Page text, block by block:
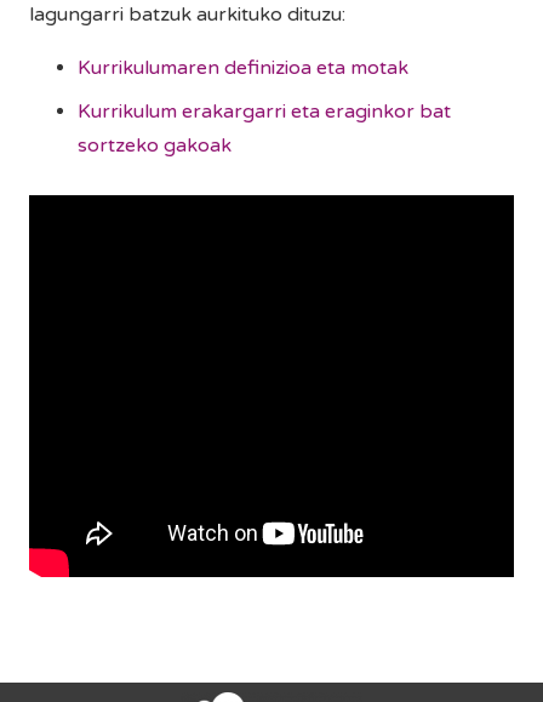
lagungarri batzuk aurkituko dituzu:
Kurrikulumaren definizioa eta motak
Kurrikulum erakargarri eta eraginkor bat
sortzeko gakoak